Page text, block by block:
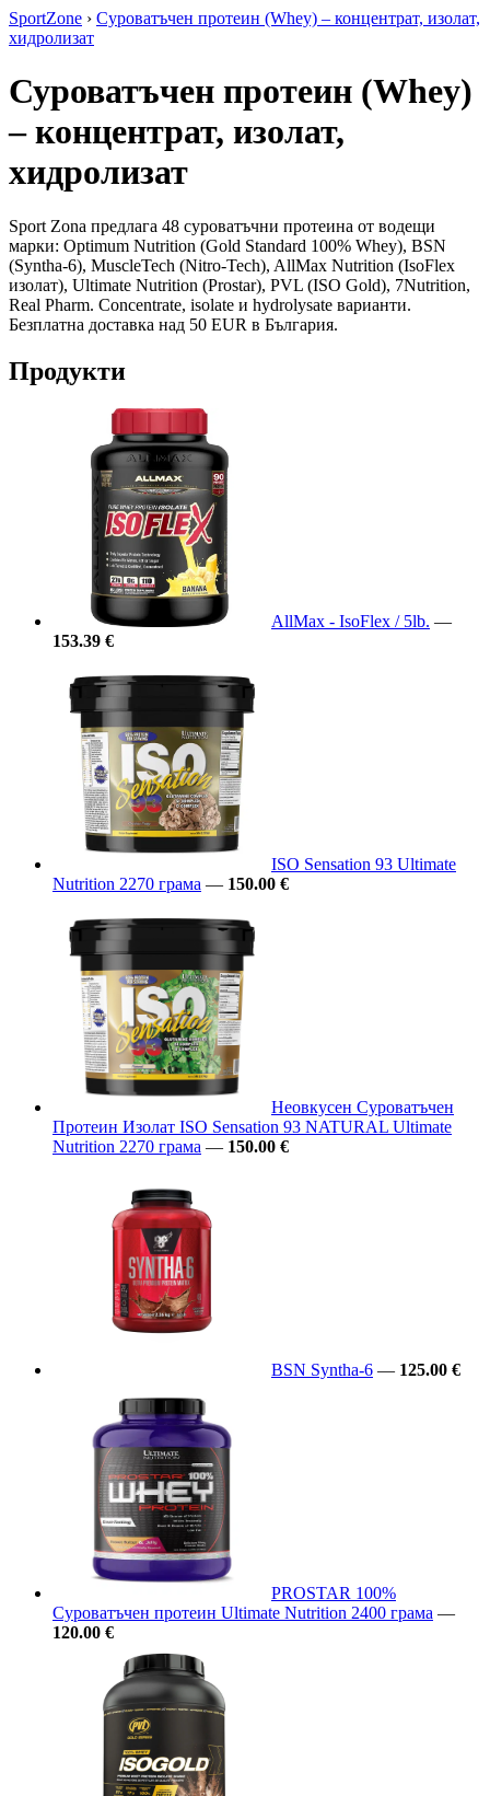
SportZone › Суроватъчен протеин (Whey) – концентрат, изолат,
хидролизат
Суроватъчен протеин (Whey)
– концентрат, изолат,
хидролизат
Sport Zona предлага 48 суроватъчни протеина от водещи
марки: Optimum Nutrition (Gold Standard 100% Whey), BSN
(Syntha-6), MuscleTech (Nitro-Tech), AllMax Nutrition (IsoFlex
изолат), Ultimate Nutrition (Prostar), PVL (ISO Gold), 7Nutrition,
Real Pharm. Concentrate, isolate и hydrolysate варианти.
Безплатна доставка над 50 EUR в България.
Продукти
AllMax - IsoFlex / 5lb. —
153.39 €
ISO Sensation 93 Ultimate
Nutrition 2270 грама — 150.00 €
Неовкусен Суроватъчен
Протеин Изолат ISO Sensation 93 NATURAL Ultimate
Nutrition 2270 грама — 150.00 €
BSN Syntha-6 — 125.00 €
PROSTAR 100%
Суроватъчен протеин Ultimate Nutrition 2400 грама —
120.00 €